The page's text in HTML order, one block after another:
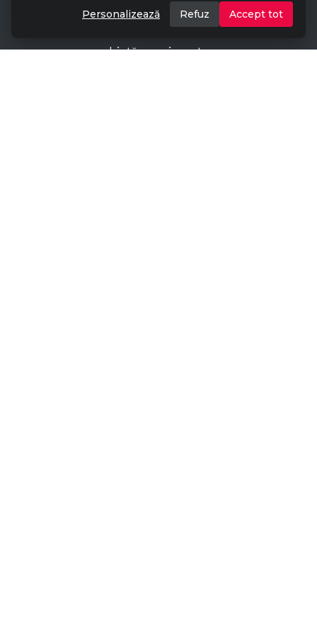
Personalizează Refuz Accept tot
Despre Noi
Contact
Listă evenimente